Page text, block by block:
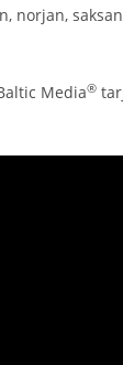
norjan,
Media®